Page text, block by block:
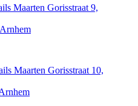
Maarten Gorisstraat 9,
Maarten Gorisstraat 10,